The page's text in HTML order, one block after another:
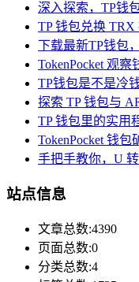
深入探索，TP钱
TP 钱包兑换 TRX
下载最新TP钱包
TokenPocket 观
TP钱包是不是冷
探索 TP 钱包与
TP 钱包里的实用
TokenPocket 钱
手把手教你，U
站点信息
文章总数:4390
页面总数:0
分类总数:4